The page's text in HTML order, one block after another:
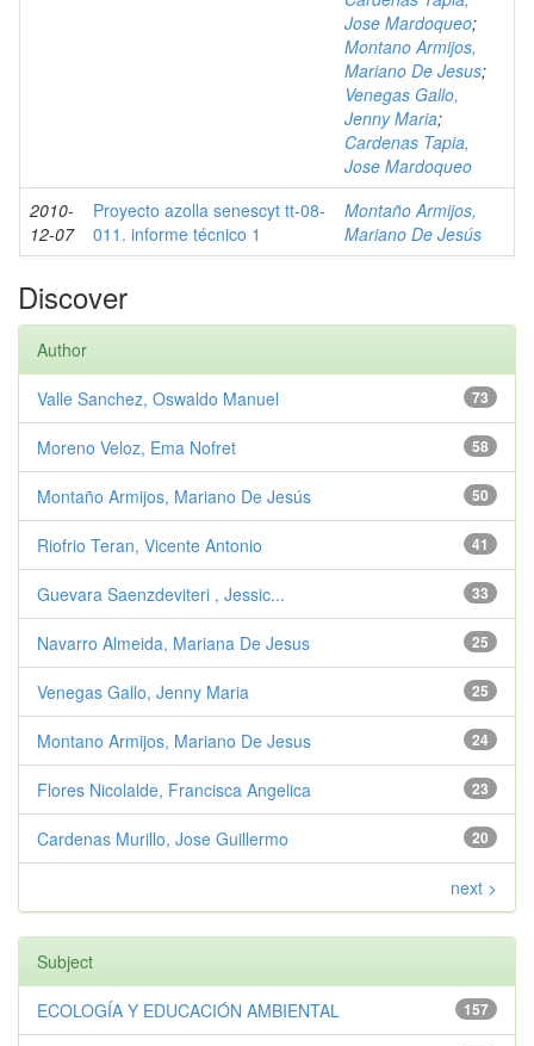
Jose Mardoqueo;
Montano Armijos,
Mariano De Jesus;
Venegas Gallo,
Jenny Maria;
Cardenas Tapia,
Jose Mardoqueo
2010-
12-07
Proyecto azolla senescyt tt-08-
011. informe técnico 1
Montaño Armijos,
Mariano De Jesús
Discover
Author
73
Valle Sanchez, Oswaldo Manuel
58
Moreno Veloz, Ema Nofret
50
Montaño Armijos, Mariano De Jesús
41
Riofrio Teran, Vicente Antonio
33
Guevara Saenzdeviteri , Jessic...
25
Navarro Almeida, Mariana De Jesus
25
Venegas Gallo, Jenny Maria
24
Montano Armijos, Mariano De Jesus
23
Flores Nicolalde, Francisca Angelica
20
Cardenas Murillo, Jose Guillermo
next >
Subject
157
ECOLOGÍA Y EDUCACIÓN AMBIENTAL